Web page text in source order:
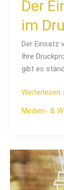
Der
im
Der Einsatz
Ihre
gibt es
Weiterlesen
Medien- &
Die
Kunst
der